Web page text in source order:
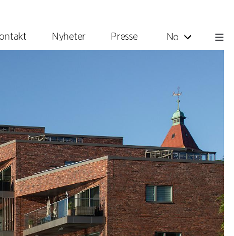
Nyheter Presse No